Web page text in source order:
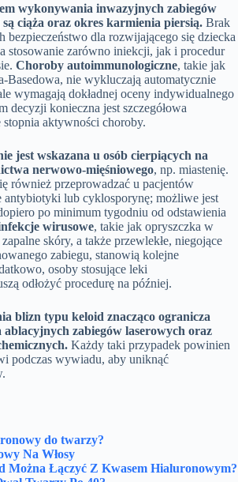
wykonywania inwazyjnych zabiegów
ciąża oraz okres karmienia piersią. Brak
bezpieczeństwo dla rozwijającego się dziecka
stosowanie zarówno iniekcji, jak i procedur
Choroby autoimmunologiczne, takie jak
Basedowa, nie wykluczają automatycznie
wymagają dokładnej oceny indywidualnego
decyzji konieczna jest szczegółowa
aktywności choroby.
jest wskazana u osób cierpiących na
nerwowo-mięśniowego, np. miastenię.
również przeprowadzać u pacjentów
antybiotyki lub cyklosporynę; możliwe jest
po minimum tygodniu od odstawienia
wirusowe, takie jak opryszczka w
skóry, a także przewlekłe, niegojące
zabiegu, stanowią kolejne
osoby stosujące leki
odłożyć procedurę na później.
blizn typu keloid znacząco ogranicza
zabiegów laserowych oraz
Każdy taki przypadek powinien
podczas wywiadu, aby uniknąć
do twarzy?
Na Włosy
Można Łączyć Z Kwasem Hialuronowym?